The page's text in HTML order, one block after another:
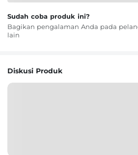
Sudah coba produk ini?
Bagikan pengalaman Anda pada
lain
Diskusi Produk